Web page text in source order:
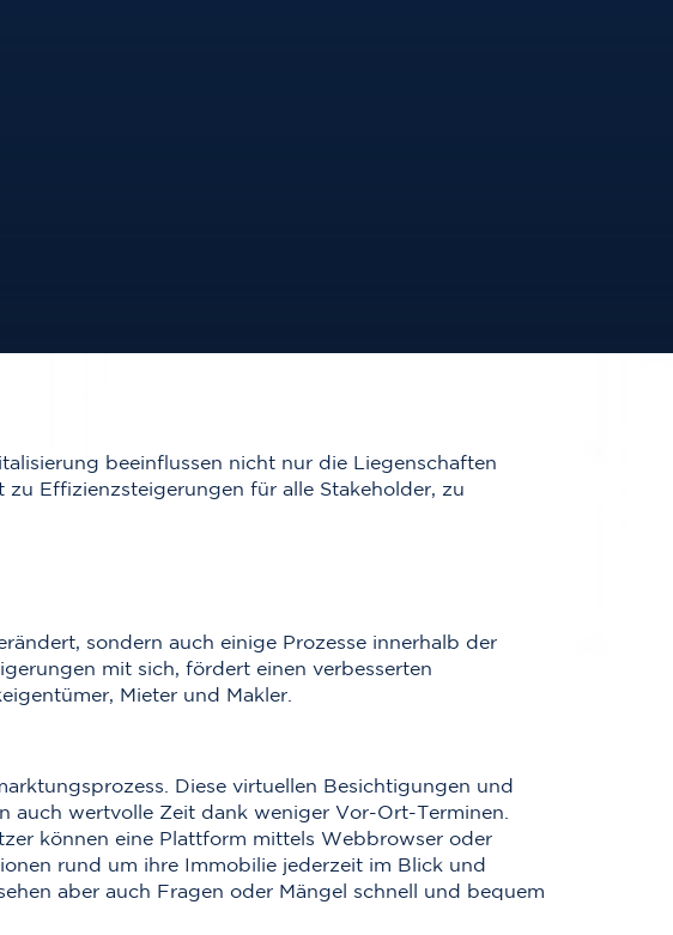
beeinflussen nicht nur die Liegenschaften
Effizienzsteigerungen für alle Stakeholder, zu
sondern auch einige Prozesse innerhalb der
mit sich, fördert einen verbesserten
Mieter und Makler.
Diese virtuellen Besichtigungen und
auch wertvolle Zeit dank weniger Vor-Ort-Terminen.
können eine Plattform mittels Webbrowser oder
rund um ihre Immobilie jederzeit im Blick und
aber auch Fragen oder Mängel schnell und bequem